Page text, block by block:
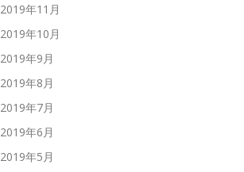
2019年11月
2019年10月
2019年9月
2019年8月
2019年7月
2019年6月
2019年5月